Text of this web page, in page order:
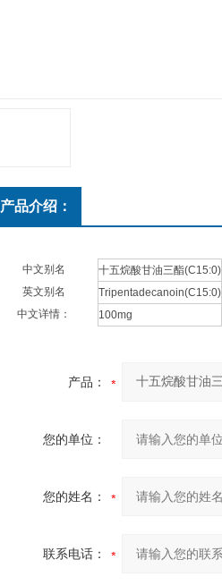
产品介绍：
中文别名
十五烷酸甘油三酯(C15:0)
英文别名
Tripentadecanoin(C15:0)
中文详情：
100mg
产品：
您的单位：
您的姓名：
联系电话：